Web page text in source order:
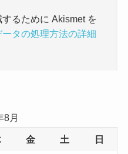
るために Akismet を
ータの処理方法の詳細
8月
金 土 日